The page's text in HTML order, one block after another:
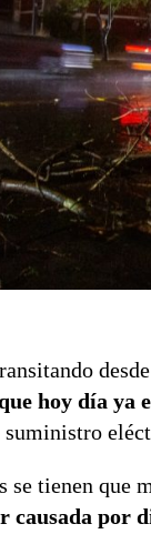
hoy día ya
suministro
se tienen que
causada por